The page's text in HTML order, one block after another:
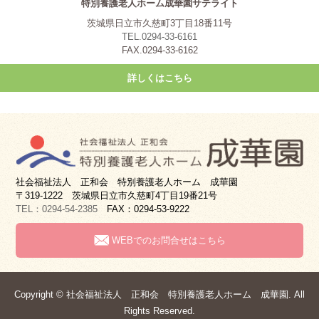
特別養護老人ホーム成華園サテライト
茨城県日立市久慈町3丁目18番11号
TEL.0294-33-6161
FAX.0294-33-6162
詳しくはこちら
社会福祉法人 正和会 特別養護老人ホーム 成華園
〒319-1222 茨城県日立市久慈町4丁目19番21号
TEL：0294-54-2385 FAX：0294-53-9222
WEBでのお問合せはこちら
Copyright © 社会福祉法人 正和会 特別養護老人ホーム 成華園. All
Rights Reserved.